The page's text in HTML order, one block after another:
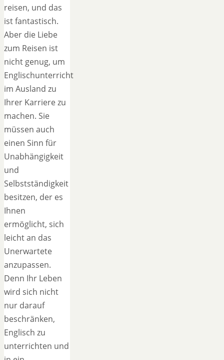
reisen, und das
ist fantastisch.
Aber die Liebe
zum Reisen ist
nicht genug, um
Englischunterricht
im Ausland zu
Ihrer Karriere zu
machen. Sie
müssen auch
einen Sinn für
Unabhängigkeit
und
Selbstständigkeit
besitzen, der es
Ihnen
ermöglicht, sich
leicht an das
Unerwartete
anzupassen.
Denn Ihr Leben
wird sich nicht
nur darauf
beschränken,
Englisch zu
unterrichten und